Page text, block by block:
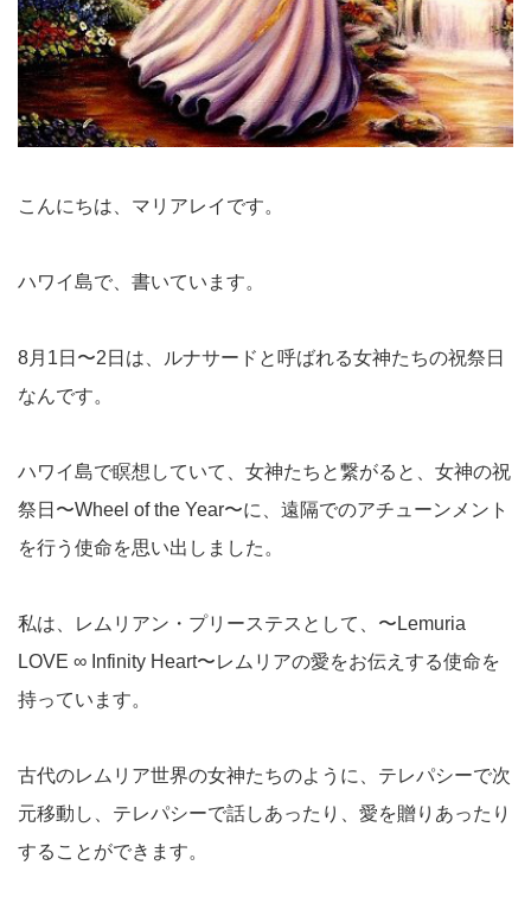
こんにちは、マリアレイです。
ハワイ島で、書いています。
8月1日〜2日は、ルナサードと呼ばれる女神たちの祝祭日
なんです。
ハワイ島で瞑想していて、女神たちと繋がると、女神の祝
祭日〜Wheel of the Year〜に、遠隔でのアチューンメント
を行う使命を思い出しました。
私は、レムリアン・プリーステスとして、〜Lemuria
LOVE ∞ Infinity Heart〜レムリアの愛をお伝えする使命を
持っています。
古代のレムリア世界の女神たちのように、テレパシーで次
元移動し、テレパシーで話しあったり、愛を贈りあったり
することができます。